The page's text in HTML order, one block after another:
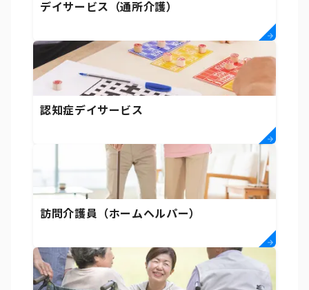
デイサービス（通所介護）
認知症デイサービス
訪問介護員（ホームヘルパー）